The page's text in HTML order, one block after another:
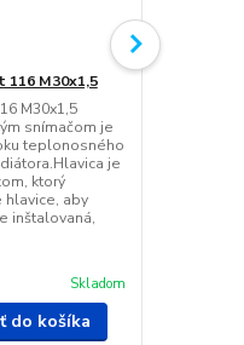
M30x1,5
M30x1,5
snímačom je
teplonosného
je
ktorý
hlavice, aby
inštalovaná,
Skladom
do košíka